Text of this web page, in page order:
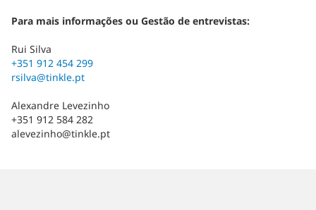
Para mais informações ou Gestão de entrevistas:
Rui Silva
+351 912 454 299
rsilva@tinkle.pt
Alexandre Levezinho
+351 912 584 282
alevezinho@tinkle.pt